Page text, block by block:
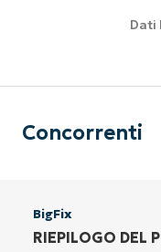
Dati
Concorrenti
BigFix
RIEPILOGO DEL